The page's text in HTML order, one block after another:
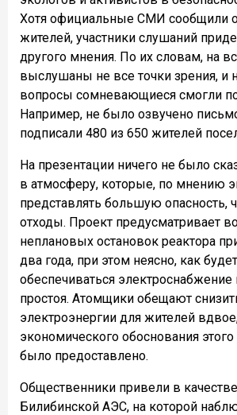
Хотя официальные СМИ сообщили о
жителей, участники слушаний
другого мнения. По их словам, на
выслушаны не все точки зрения, и
вопросы сомневающиеся смогли
Например, не было озвучено
подписали 480 из 650 жителей
На презентации ничего не было
в атмосферу, которые, по мнению
представлять большую опасность,
отходы. Проект предусматривает
неплановых остановок реактора
два года, при этом неясно, как будет
обеспечиваться
простоя. Атомщики обещают
электроэнергии для жителей
экономического обоснования
было предоставлено.
Общественники привели в
Билибинской АЭС, на которой